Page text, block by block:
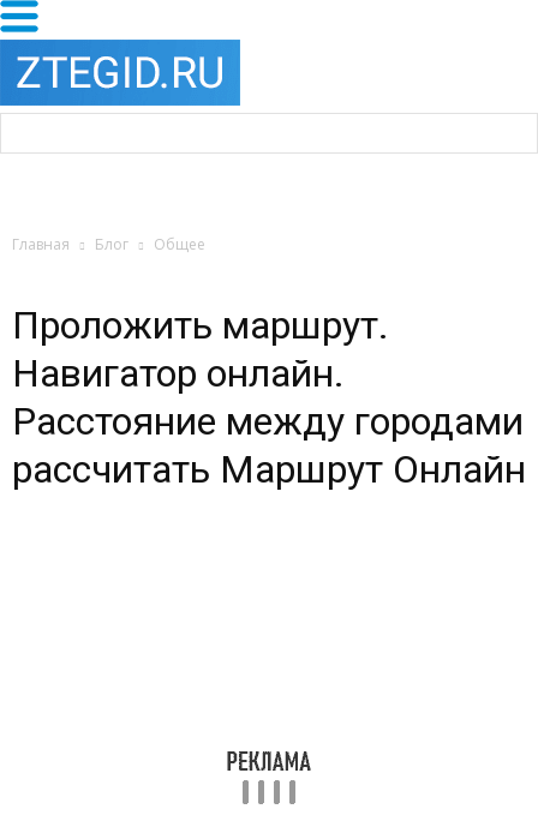
Главная Блог Общее
Проложить маршрут.
Навигатор онлайн.
Расстояние между городами
рассчитать Маршрут Онлайн